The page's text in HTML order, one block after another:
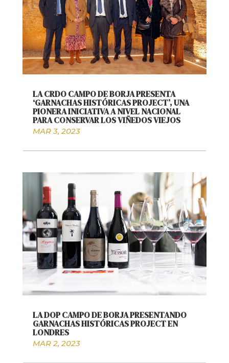
LA CRDO CAMPO DE BORJA PRESENTA
‘GARNACHAS HISTÓRICAS PROJECT’, UNA
PIONERA INICIATIVA A NIVEL NACIONAL
PARA CONSERVAR LOS VIÑEDOS VIEJOS
MAR 3, 2023
LA DOP CAMPO DE BORJA PRESENTANDO
GARNACHAS HISTÓRICAS PROJECT EN
LONDRES
MAR 2, 2023